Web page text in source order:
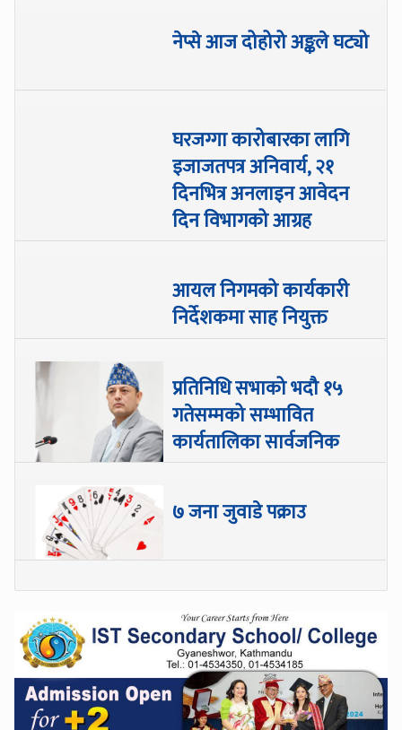
नेप्से आज दोहोरो अङ्कले घट्यो
घरजग्गा कारोबारका लागि
इजाजतपत्र अनिवार्य, २१
दिनभित्र अनलाइन आवेदन
दिन विभागको आग्रह
आयल निगमको कार्यकारी
निर्देशकमा साह नियुक्त
प्रतिनिधि सभाको भदौ १५
गतेसम्मको सम्भावित
कार्यतालिका सार्वजनिक
७ जना जुवाडे पक्राउ